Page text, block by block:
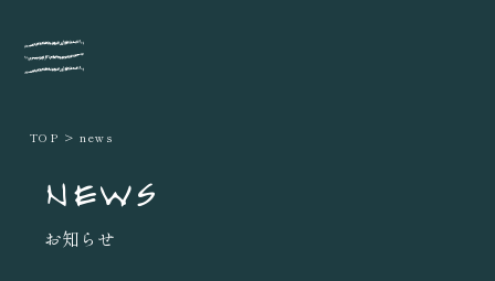
TOP news
NEWS
お知らせ